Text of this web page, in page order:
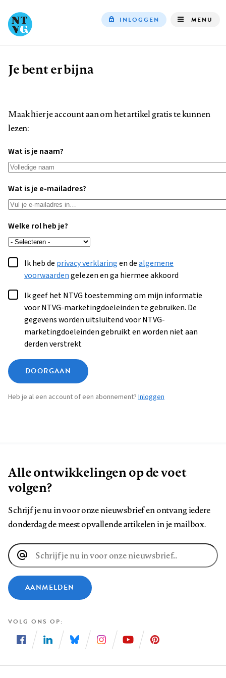
INLOGGEN MENU
Kruimelpad
Je bent er bijna
Maak hier je account aan om het artikel gratis te kunnen
lezen:
Wat is je naam?
Wat is je e-mailadres?
Welke rol heb je?
Ik heb de privacy verklaringen dealgemene
voorwaardengelezen en ga hiermee akkoord
Ik geef het NTVG toestemming om mijn informatie
voor NTVG-marketingdoeleinden te gebruiken. De
gegevens worden uitsluitend voor NTVG-
marketingdoeleinden gebruikt en worden niet aan
derden verstrekt
DOORGAAN
Heb je al een account of een abonnement? Inloggen
Alle ontwikkelingen op de voet
volgen?
Schrijf je nu in voor onze nieuwsbrief en ontvang iedere
donderdag de meest opvallende artikelen in je mailbox.
E-
mailadres
AANMELDEN
VOLG ONS OP
ons
ons
ons
ons
ons
ons